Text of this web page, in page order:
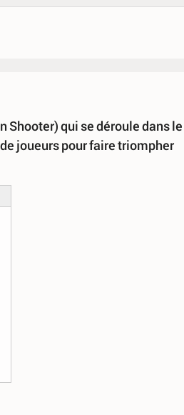
qui se déroule dans le
joueurs pour faire triompher